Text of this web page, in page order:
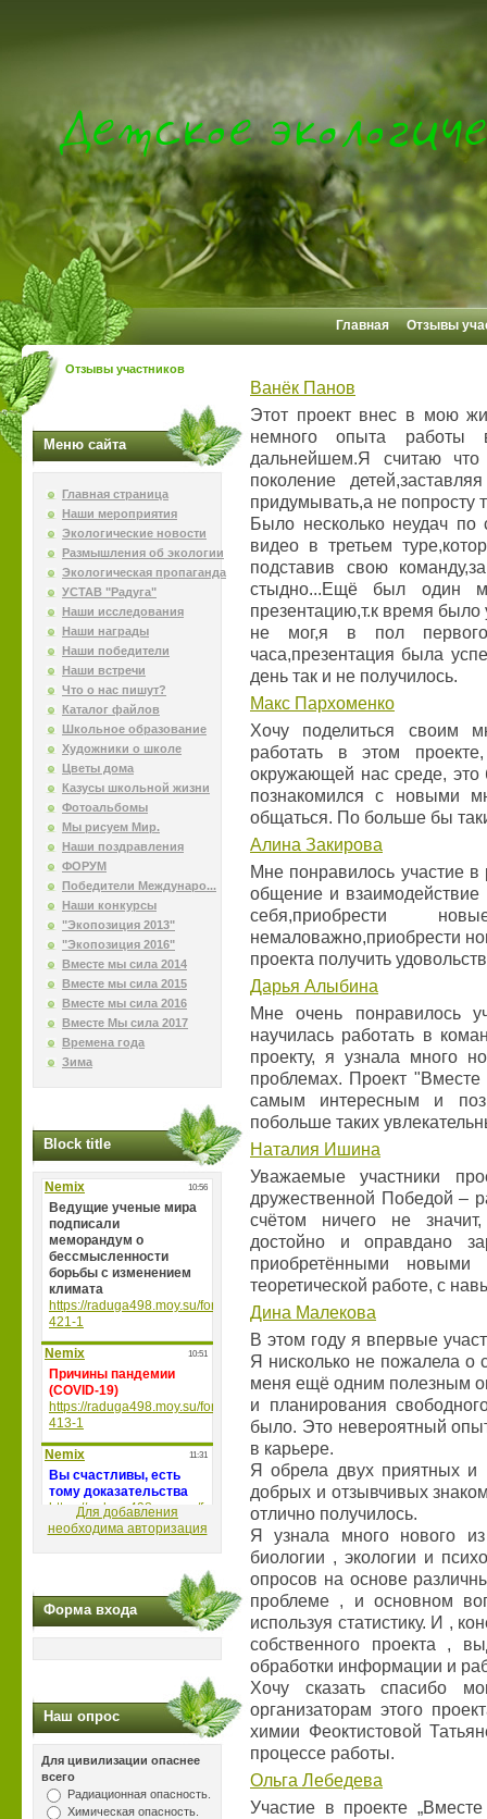
Главная Отзывы
Отзывы участников
Меню сайта
Главная страница
Наши мероприятия
Экологические новости
Размышления об экологии
Экологическая пропаганда
УСТАВ "Радуга"
Наши исследования
Наши награды
Наши победители
Наши встречи
Что о нас пишут?
Каталог файлов
Школьное образование
Художники о школе
Цветы дома
Казусы школьной жизни
Фотоальбомы
Мы рисуем Мир.
Наши поздравления
ФОРУМ
Победители Междунаро...
Наши конкурсы
"Экопозиция 2013"
"Экопозиция 2016"
Вместе мы сила 2014
Вместе мы сила 2015
Вместе мы сила 2016
Вместе Мы сила 2017
Времена года
Зима
Block title
Для добавления
необходима авторизация
Форма входа
Наш опрос
Для цивилизации опаснее
всего
Радиационная опасность.
Химическая опасность.
Ванёк Панов
Этот проект внес в мою
немного опыта работы
дальнейшем.Я считаю
поколение
придумывать,а не попросту
Было несколько неудач по
видео в третьем
подставив свою
стыдно...Ещё был один
презентацию,т.к время было
не мог,я в пол
часа,презентация была
день так и не получилось.
Макс Пархоменко
Хочу поделиться своим
работать в этом
окружающей нас среде,
познакомился с новыми
общаться. По больше бы
Алина Закирова
Мне понравилось участие
общение и взаимодействие
себя,приобрести
немаловажно,приобрести
проекта получить
Дарья Алыбина
Мне очень понравилось
научилась работать в
проекту, я узнала много
проблемах. Проект
самым интересным и
побольше таких
Наталия Ишина
Уважаемые участники
дружественной Победой –
счётом ничего не
достойно и оправдано
приобретёнными новыми
теоретической работе, с
Дина Малекова
В этом году я впервые
Я нисколько не пожалела о
меня ещё одним полезным
и планирования
было. Это невероятный
в карьере.
Я обрела двух приятных и
добрых и отзывчивых
отлично получилось.
Я узнала много нового
биологии , экологии и
опросов на основе
проблеме , и основном
используя статистику. И ,
собственного проекта ,
обработки информации и
Хочу сказать спасибо
организаторам этого
химии Феоктистовой
процессе работы.
Ольга Лебедева
Участие в проекте